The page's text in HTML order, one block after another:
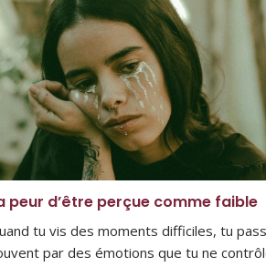
peur d’être perçue comme faible
tu vis des moments difficiles, tu
par des émotions que tu ne